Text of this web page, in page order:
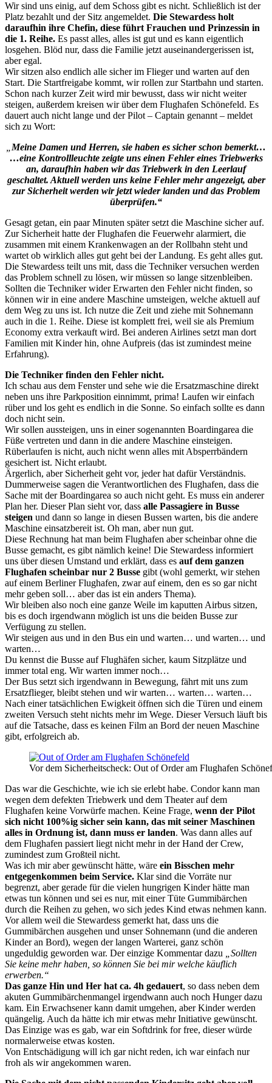
Wir sind uns einig, auf dem Schoss gibt es nicht. Schließlich ist der
Platz bezahlt und der Sitz angemeldet. Die Stewardess holt
daraufhin ihre Chefin, diese führt Frauchen und Prinzessin in
die 1. Reihe. Es passt alles, alles ist gut und es kann eigentlich
losgehen. Blöd nur, dass die Familie jetzt auseinandergerissen ist,
aber egal.
Wir sitzen also endlich alle sicher im Flieger und warten auf den
Start. Die Startfreigabe kommt, wir rollen zur Startbahn und starten.
Schon nach kurzer Zeit wird mir bewusst, dass wir nicht weiter
steigen, außerdem kreisen wir über dem Flughafen Schönefeld. Es
dauert auch nicht lange und der Pilot – Captain genannt – meldet
sich zu Wort:
Meine Damen und Herren, sie haben es sicher schon bemerkt…
…eine Kontrollleuchte zeigte uns einen Fehler eines Triebwerks
an, daraufhin haben wir das Triebwerk in den Leerlauf
geschaltet. Aktuell werden uns keine Fehler mehr angezeigt, aber
zur Sicherheit werden wir jetzt wieder landen und das Problem
überprüfen.“
Gesagt getan, ein paar Minuten später setzt die Maschine sicher auf.
Zur Sicherheit hatte der Flughafen die Feuerwehr alarmiert, die
zusammen mit einem Krankenwagen an der Rollbahn steht und
wartet ob wirklich alles gut geht bei der Landung. Es geht alles gut.
Die Stewardess teilt uns mit, dass die Techniker versuchen werden
das Problem schnell zu lösen, wir müssen so lange sitzenbleiben.
Sollten die Techniker wider Erwarten den Fehler nicht finden, so
können wir in eine andere Maschine umsteigen, welche aktuell auf
dem Weg zu uns ist. Ich nutze die Zeit und ziehe mit Sohnemann
auch in die 1. Reihe. Diese ist komplett frei, weil sie als Premium
Economy extra verkauft wird. Bei anderen Airlines setzt man dort
Familien mit Kinder hin, ohne Aufpreis (das ist zumindest meine
Erfahrung).
Die Techniker finden den Fehler nicht.
Ich schau aus dem Fenster und sehe wie die Ersatzmaschine direkt
neben uns ihre Parkposition einnimmt, prima! Laufen wir einfach
rüber und los geht es endlich in die Sonne. So einfach sollte es dann
doch nicht sein.
Wir sollen aussteigen, uns in einer sogenannten Boardingarea die
Füße vertreten und dann in die andere Maschine einsteigen.
Rüberlaufen is nicht, auch nicht wenn alles mit Absperrbändern
gesichert ist. Nicht erlaubt.
Ärgerlich, aber Sicherheit geht vor, jeder hat dafür Verständnis.
Dummerweise sagen die Verantwortlichen des Flughafen, dass die
Sache mit der Boardingarea so auch nicht geht. Es muss ein anderer
Plan her. Dieser Plan sieht vor, dass alle Passagiere in Busse
steigen und dann so lange in diesen Bussen warten, bis die andere
Maschine einsatzbereit ist. Oh man, aber nun gut.
Diese Rechnung hat man beim Flughafen aber scheinbar ohne die
Busse gemacht, es gibt nämlich keine! Die Stewardess informiert
uns über diesen Umstand und erklärt, dass es auf dem ganzen
Flughafen scheinbar nur 2 Busse gibt (wohl gemerkt, wir stehen
auf einem Berliner Flughafen, zwar auf einem, den es so gar nicht
mehr geben soll… aber das ist ein anders Thema).
Wir bleiben also noch eine ganze Weile im kaputten Airbus sitzen,
bis es doch irgendwann möglich ist uns die beiden Busse zur
Verfügung zu stellen.
Wir steigen aus und in den Bus ein und warten… und warten… und
warten…
Du kennst die Busse auf Flughäfen sicher, kaum Sitzplätze und
immer total eng. Wir warten immer noch…
Der Bus setzt sich irgendwann in Bewegung, fährt mit uns zum
Ersatzflieger, bleibt stehen und wir warten… warten… warten…
Nach einer tatsächlichen Ewigkeit öffnen sich die Türen und einem
zweiten Versuch steht nichts mehr im Wege. Dieser Versuch läuft bis
auf die Tatsache, dass es keinen Film an Bord der neuen Maschine
gibt, erfolgreich ab.
Vor dem Sicherheitscheck: Out of Order am Flughafen
Das war die Geschichte, wie ich sie erlebt habe. Condor kann man
wegen dem defekten Triebwerk und dem Theater auf dem
Flughafen keine Vorwürfe machen. Keine Frage, wenn der Pilot
sich nicht 100%ig sicher sein kann, das mit seiner Maschinen
alles in Ordnung ist, dann muss er landen. Was dann alles auf
dem Flughafen passiert liegt nicht mehr in der Hand der Crew,
zumindest zum Großteil nicht.
Was ich mir aber gewünscht hätte, wäre ein Bisschen mehr
entgegenkommen beim Service. Klar sind die Vorräte nur
begrenzt, aber gerade für die vielen hungrigen Kinder hätte man
etwas tun können und sei es nur, mit einer Tüte Gummibärchen
durch die Reihen zu gehen, wo sich jedes Kind etwas nehmen kann.
Vor allem weil die Stewardess gemerkt hat, dass uns die
Gummibärchen ausgehen und unser Sohnemann (und die anderen
Kinder an Bord), wegen der langen Warterei, ganz schön
ungeduldig geworden war. Der einzige Kommentar dazu
„Sollten
Sie keine mehr haben, so können Sie bei mir welche käuflich
erwerben.“
Das ganze Hin und Her hat ca. 4h gedauert, so dass neben dem
akuten Gummibärchenmangel irgendwann auch noch Hunger dazu
kam. Ein Erwachsener kann damit umgehen, aber Kinder werden
quängelig. Auch da hätte ich mir etwas mehr Initiative gewünscht.
Das Einzige was es gab, war ein Softdrink for free, dieser würde
normalerweise etwas kosten.
Von Entschädigung will ich gar nicht reden, ich war einfach nur
froh als wir angekommen waren.